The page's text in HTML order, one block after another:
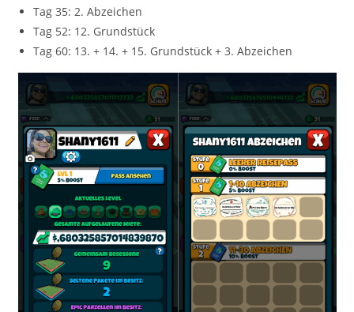
Tag 35: 2. Abzeichen
Tag 52: 12. Grundstück
Tag 60: 13. + 14. + 15. Grundstück + 3. Abzeichen